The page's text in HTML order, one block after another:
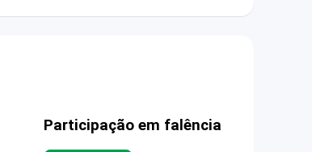
Participação em falência